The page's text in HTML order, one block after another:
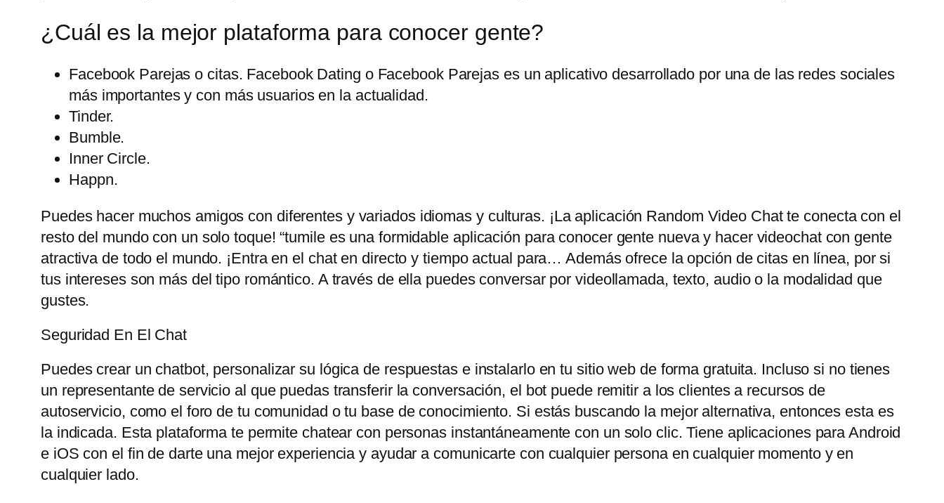
¿Cuál es la mejor plataforma para conocer gente?
Facebook Parejas o citas. Facebook Dating o Facebook Parejas es un aplicativo desarrollado por una de las redes sociales
más importantes y con más usuarios en la actualidad.
Tinder.
Bumble.
Inner Circle.
Happn.
Puedes hacer muchos amigos con diferentes y variados idiomas y culturas. ¡La aplicación Random Video Chat te conecta con el
resto del mundo con un solo toque! “tumile es una formidable aplicación para conocer gente nueva y hacer videochat con gente
atractiva de todo el mundo. ¡Entra en el chat en directo y tiempo actual para… Además ofrece la opción de citas en línea, por si
tus intereses son más del tipo romántico. A través de ella puedes conversar por videollamada, texto, audio o la modalidad que
gustes.
Seguridad En El Chat
Puedes crear un chatbot, personalizar su lógica de respuestas e instalarlo en tu sitio web de forma gratuita. Incluso si no tienes
un representante de servicio al que puedas transferir la conversación, el bot puede remitir a los clientes a recursos de
autoservicio, como el foro de tu comunidad o tu base de conocimiento. Si estás buscando la mejor alternativa, entonces esta es
la indicada. Esta plataforma te permite chatear con personas instantáneamente con un solo clic. Tiene aplicaciones para Android
e iOS con el fin de darte una mejor experiencia y ayudar a comunicarte con cualquier persona en cualquier momento y en
cualquier lado.